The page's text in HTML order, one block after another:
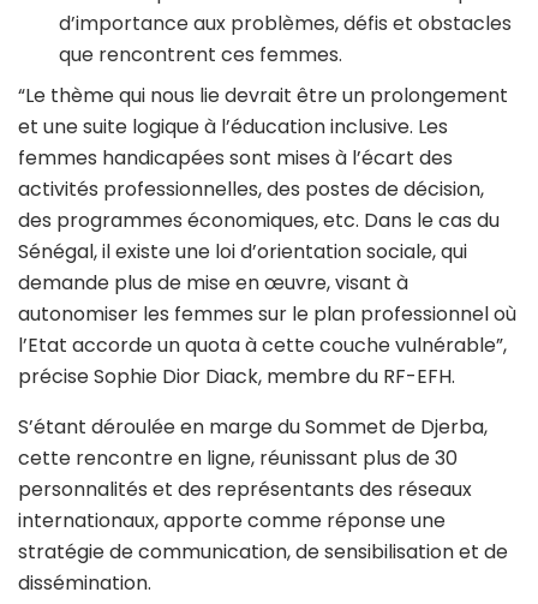
d’importance aux problèmes, défis et obstacles
que rencontrent ces femmes.
“Le thème qui nous lie devrait être un prolongement
et une suite logique à l’éducation inclusive. Les
femmes handicapées sont mises à l’écart des
activités professionnelles, des postes de décision,
des programmes économiques, etc. Dans le cas du
Sénégal, il existe une loi d’orientation sociale, qui
demande plus de mise en œuvre, visant à
autonomiser les femmes sur le plan professionnel où
l’Etat accorde un quota à cette couche vulnérable”,
précise Sophie Dior Diack, membre du RF-EFH.
S’étant déroulée en marge du Sommet de Djerba,
cette rencontre en ligne, réunissant plus de 30
personnalités et des représentants des réseaux
internationaux, apporte comme réponse une
stratégie de communication, de sensibilisation et de
dissémination.